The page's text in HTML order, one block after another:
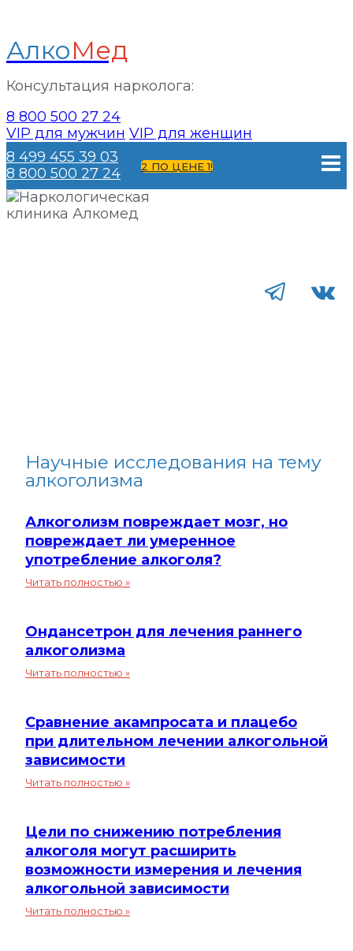
АлкоМед
Консультация нарколога:
8 800 500 27 24
VIP для мужчин VIP для женщин
Перейти
к
содержанию
8 499 455 39 03
8 800 500 27 24
2 ПО ЦЕНЕ 1!
Научные исследования на тему
алкоголизма
Алкоголизм повреждает мозг, но
повреждает ли умеренное
употребление алкоголя?
Читать полностью »Алкоголизм
но
умеренное
Ондансетрон для лечения раннего
алкоголизма
Читать полностью »Ондансетрон
раннего
алкоголизма
Сравнение акампросата и плацебо
при длительном лечении алкогольной
зависимости
Читать полностью »Сравнение
плацебо
при
длительном
лечении
алкогольной
зависимости
Цели по снижению потребления
алкоголя могут расширить
возможности измерения и лечения
алкогольной зависимости
Читать полностью »Цели